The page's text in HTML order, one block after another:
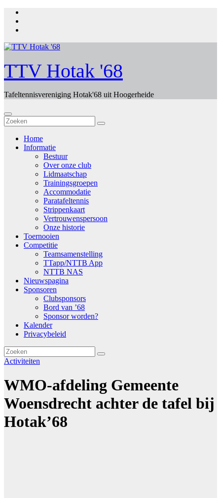
naar
TTV Hotak '68
Tafeltennisvereniging Hotak'68 uit Hoogerheide
Home
Informatie
Bestuur
Over onze club
Lidmaatschap
Trainingsgroepen
Accommodatie
Paratafeltennis
Strippenkaart
Vertrouwenspersoon
Onze historie
Toernooien
Competitie
Teamsamenstelling
TTapp/NTTB App
NTTB NAS
Nieuwspagina
Sponsoren
Clubsponsors
Bord van ’68
Sponsor worden?
Kalender
Privacybeleid
Activiteiten
WMO-afdeling Gemeente
Woensdrecht achter de tafel bij
Hotak’68